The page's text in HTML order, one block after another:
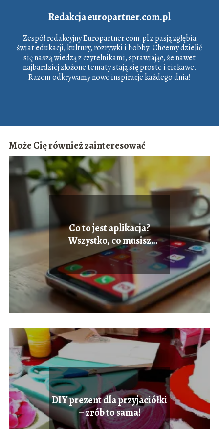
Redakcja europartner.com.pl
Zespół redakcyjny Europartner.com.pl z pasją zgłębia
świat edukacji, kultury, rozrywki i hobby. Chcemy dzielić
się naszą wiedzą z czytelnikami, sprawiając, że nawet
najbardziej złożone tematy stają się proste i ciekawe.
Razem odkrywamy nowe inspiracje każdego dnia!
Może Cię również zainteresować
Co to jest aplikacja?
Wszystko, co musisz
wiedzieć!
DIY prezent dla przyjaciółki
– zrób to sama!